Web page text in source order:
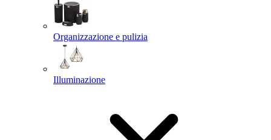
Organizzazione e pulizia
Illuminazione